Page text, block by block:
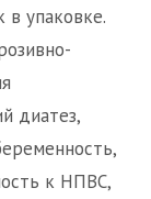
упаковке.
диатез,
к НПВС,